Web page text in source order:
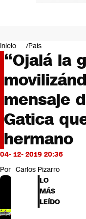
Negocios
Deportes
Programas completos
Cultura
Servicios
Bits
CNN tiempo
Opinión
Inicio País
“Ojalá la
mensaje
Gatica
hermano
04- 12- 2019 20:36
Por Carlos Pizarro
LO
MÁS
LEÍDO